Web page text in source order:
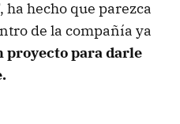
hecho que parezca
de la compañía ya
proyecto para darle